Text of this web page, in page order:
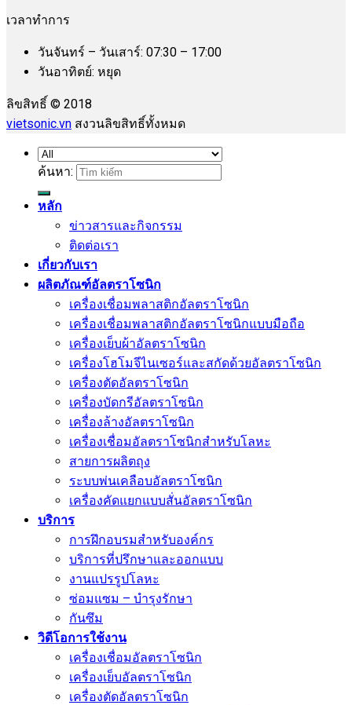
เวลาทำการ
วันจันทร์ – วันเสาร์: 07:30 – 17:00
วันอาทิตย์: หยุด
ลิขสิทธิ์ © 2018
vietsonic.vn สงวนลิขสิทธิ์ทั้งหมด
ค้นหา:
หลัก
ข่าวสารและกิจกรรม
ติดต่อเรา
เกี่ยวกับเรา
ผลิตภัณฑ์อัลตราโซนิก
เครื่องเชื่อมพลาสติกอัลตราโซนิก
เครื่องเชื่อมพลาสติกอัลตราโซนิกแบบมือถือ
เครื่องเย็บผ้าอัลตราโซนิก
เครื่องโฮโมจีไนเซอร์และสกัดด้วยอัลตราโซนิก
เครื่องตัดอัลตราโซนิก
เครื่องบัดกรีอัลตราโซนิก
เครื่องล้างอัลตราโซนิก
เครื่องเชื่อมอัลตราโซนิกสำหรับโลหะ
สายการผลิตถุง
ระบบพ่นเคลือบอัลตราโซนิก
เครื่องคัดแยกแบบสั่นอัลตราโซนิก
บริการ
การฝึกอบรมสำหรับองค์กร
บริการที่ปรึกษาและออกแบบ
งานแปรรูปโลหะ
ซ่อมแซม – บำรุงรักษา
กันซึม
วิดีโอการใช้งาน
เครื่องเชื่อมอัลตราโซนิก
เครื่องเย็บอัลตราโซนิก
เครื่องตัดอัลตราโซนิก